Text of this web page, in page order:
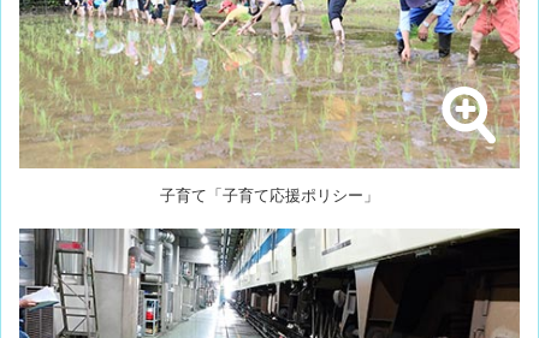
子育て「子育て応援ポリシー」